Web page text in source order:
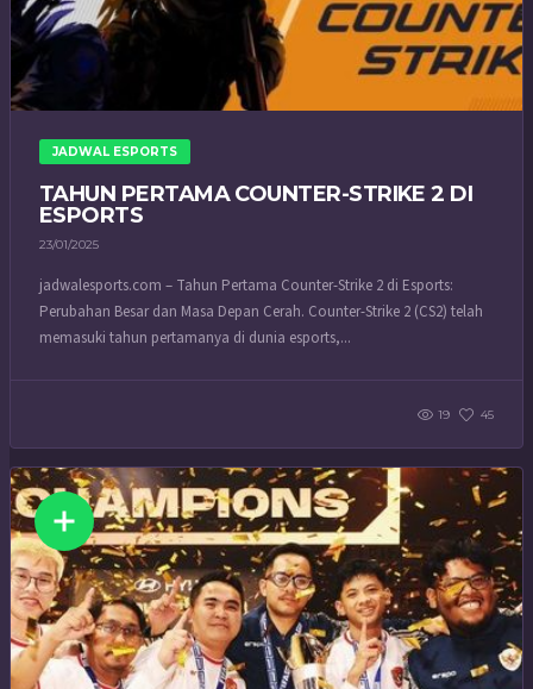
JADWAL ESPORTS
TAHUN PERTAMA COUNTER-STRIKE 2 DI
ESPORTS
23/01/2025
jadwalesports.com – Tahun Pertama Counter-Strike 2 di Esports:
Perubahan Besar dan Masa Depan Cerah. Counter-Strike 2 (CS2) telah
memasuki tahun pertamanya di dunia esports,...
19 45